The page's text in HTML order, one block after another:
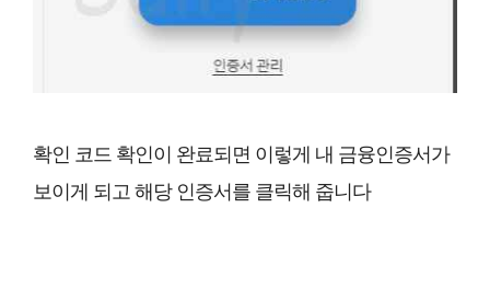
확인 코드 확인이 완료되면 이렇게 내 금융인증서가
보이게 되고 해당 인증서를 클릭해 줍니다